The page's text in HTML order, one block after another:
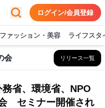
ログイン/会員登録
ファッション・美容 ライフスタ
会 リリース一覧
務省、環境省、NPO
セミナー開催され